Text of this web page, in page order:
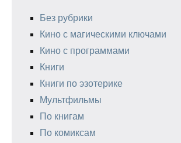
Без рубрики
Кино с магическими ключами
Кино с программами
Книги
Книги по эзотерике
Мультфильмы
По книгам
По комиксам